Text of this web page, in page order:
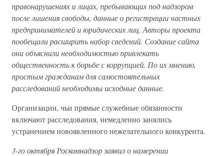
правонарушениях и лицах, пребывающих под надзором
после лишения свободы, данные о регистрации частных
предпринимателей и юридических лиц. Авторы проекта
пообещали расширить набор сведений. Создание сайта
они объяснили необходимостью привлекать
общественность к борьбе с коррупцией. По их мнению,
простым гражданам для самостоятельных
расследований необходимы исходные данные.
Организации, чьи прямые служебные обязанности
включают расследования, немедленно занялись
устранением новоявленного нежелательного конкурента.
3-го октября Роскомнадзор заявил о намерении